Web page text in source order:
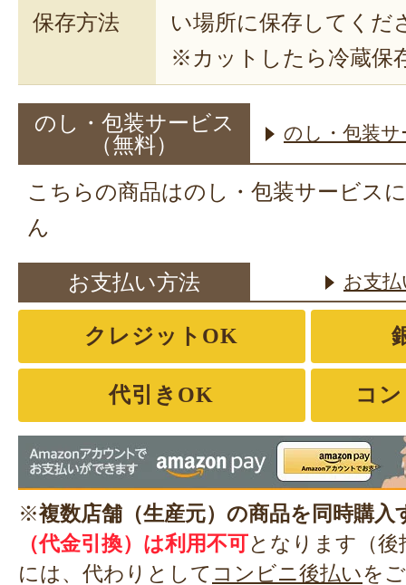
保存方法
い場所に保存してくだ
※カットしたら冷蔵保
のし・包装サービス
（無料）
のし・包装
こちらの商品はのし・包装サービス
ん
お支払い方法 お支
クレジットOK
代引きOK コ
※複数店舗（生産元）の商品を同時購入
（代金引換）は利用不可となります（
には、代わりとして コンビニ後払いを